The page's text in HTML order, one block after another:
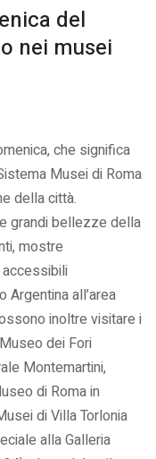
del
nei musei
che significa
Musei di Roma
della città.
grandi bellezze della
mostre
Argentina all’area
inoltre visitare i
dei Fori
Montemartini,
di Roma in
di Villa Torlonia
alla Galleria